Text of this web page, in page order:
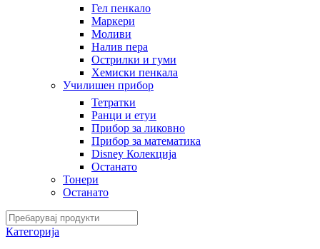
Гел пенкало
Маркери
Моливи
Налив пера
Острилки и гуми
Хемиски пенкала
Училишен прибор
Тетратки
Ранци и етуи
Прибор за ликовно
Прибор за математика
Disney Колекција
Останато
Тонери
Останато
Категорија